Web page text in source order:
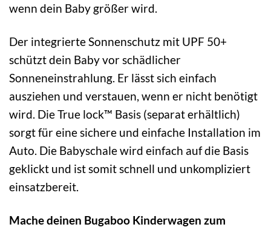
wenn dein Baby größer wird.
Der integrierte Sonnenschutz mit UPF 50+
schützt dein Baby vor schädlicher
Sonneneinstrahlung. Er lässt sich einfach
ausziehen und verstauen, wenn er nicht benötigt
wird. Die True lock™ Basis (separat erhältlich)
sorgt für eine sichere und einfache Installation im
Auto. Die Babyschale wird einfach auf die Basis
geklickt und ist somit schnell und unkompliziert
einsatzbereit.
Mache deinen Bugaboo Kinderwagen zum